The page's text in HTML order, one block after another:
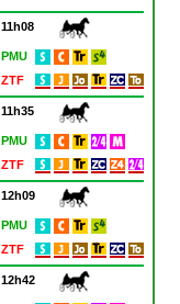
11h08
PMU
ZTF
11h35
PMU
ZTF
12h09
PMU
ZTF
12h42